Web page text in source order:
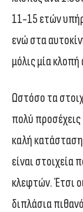
11-15 ετών
ενώ στα
μόλις μία
Ωστόσο τα
πολύ προσέχεις
καλή
είναι
κλεφτών. Έτσι
διπλάσια